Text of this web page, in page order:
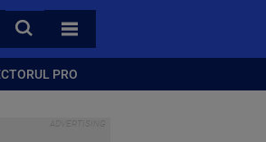
CAUTA
TOATE CATEGORIILE
PRO